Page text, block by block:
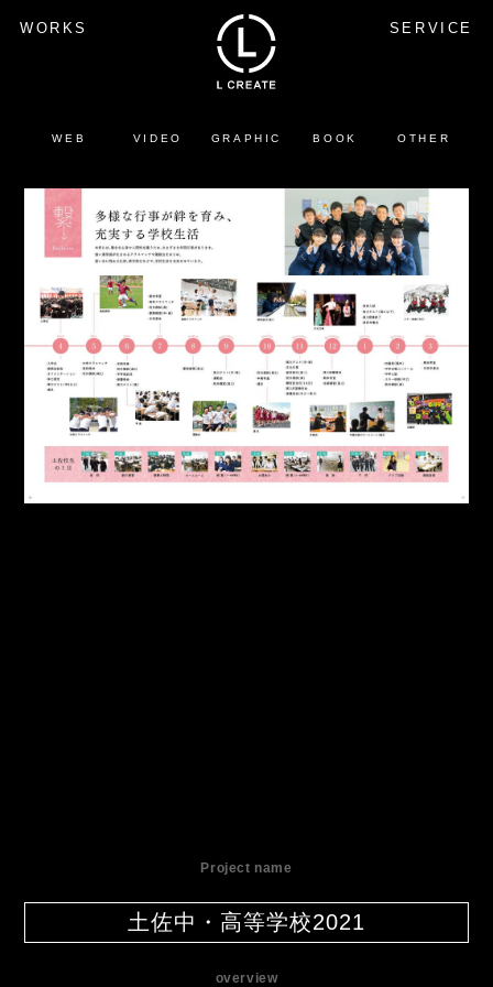
WORKS SERVICE
WEB VIDEO GRAPHIC BOOK OTHER
Project name
土佐中・高等学校2021
overview